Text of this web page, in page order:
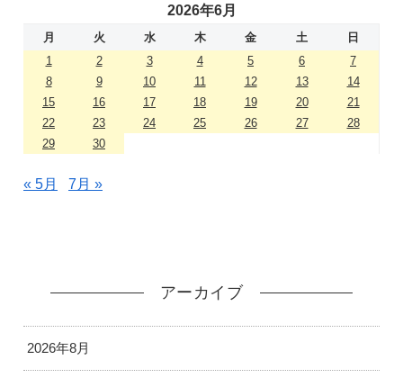
2026年6月
月 火 水 木 金 土
日
1
2 3 4 5 6
7
8
9 10 11 12 13
14
15
16 17 18 19 20
21
22
23 24 25 26 27
28
29
30
« 5月 7月 »
アーカイブ
2026年8月